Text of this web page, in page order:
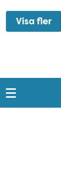
Visa fler